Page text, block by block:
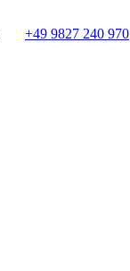
+49 9827 240 970